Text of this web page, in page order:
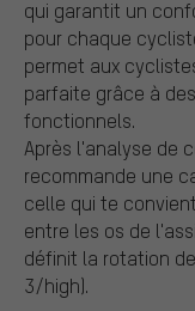
qui garantit un
pour chaque
permet aux
parfaite grâce à
fonctionnels.
Après l'analyse de
recommande une
celle qui te
entre les os de
définit la rotation
3/high).